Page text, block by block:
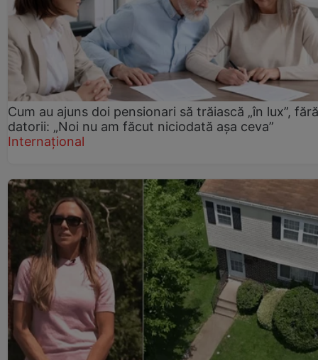
Cum au ajuns doi pensionari să trăiască „în lux”, fără
datorii: „Noi nu am făcut niciodată așa ceva”
Internațional